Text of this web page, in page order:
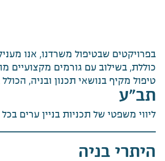
בפרויקטים שבטיפול משרדנו, אנו
כוללת, בשילוב עם גורמים מקצועיים
טיפול מקיף בנושאי תכנון ובניה,
תב"ע
ליווי משפטי של תכניות בניין ערים
היתרי בניה